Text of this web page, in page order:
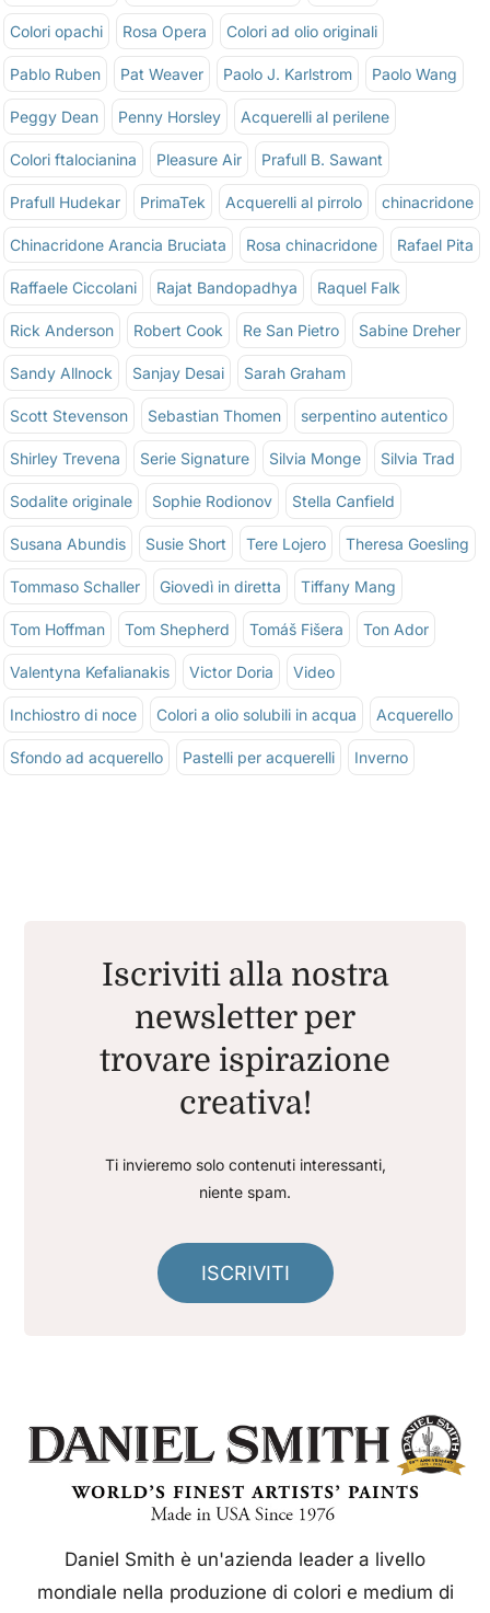
Colori opachi Rosa Opera Colori ad olio originali
Pablo Ruben Pat Weaver Paolo J. Karlstrom Paolo Wang
Peggy Dean Penny Horsley Acquerelli al perilene
Colori ftalocianina Pleasure Air Prafull B. Sawant
Prafull Hudekar PrimaTek Acquerelli al pirrolo chinacridone
Chinacridone Arancia Bruciata Rosa chinacridone Rafael Pita
Raffaele Ciccolani Rajat Bandopadhya Raquel Falk
Rick Anderson Robert Cook Re San Pietro Sabine Dreher
Sandy Allnock Sanjay Desai Sarah Graham
Scott Stevenson Sebastian Thomen serpentino autentico
Shirley Trevena Serie Signature Silvia Monge Silvia Trad
Sodalite originale Sophie Rodionov Stella Canfield
Susana Abundis Susie Short Tere Lojero Theresa Goesling
Tommaso Schaller Giovedì in diretta Tiffany Mang
Tom Hoffman Tom Shepherd Tomáš Fišera Ton Ador
Valentyna Kefalianakis Victor Doria Video
Inchiostro di noce Colori a olio solubili in acqua Acquerello
Sfondo ad acquerello Pastelli per acquerelli Inverno
Iscriviti alla nostra
newsletter per
trovare ispirazione
creativa!
Ti invieremo solo contenuti interessanti,
niente spam.
ISCRIVITI
Daniel Smith è un'azienda leader a livello
mondiale nella produzione di colori e medium di